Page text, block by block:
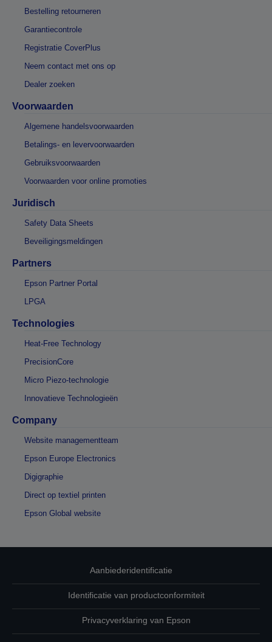
Bestelling retourneren
Garantiecontrole
Registratie CoverPlus
Neem contact met ons op
Dealer zoeken
Voorwaarden
Algemene handelsvoorwaarden
Betalings- en levervoorwaarden
Gebruiksvoorwaarden
Voorwaarden voor online promoties
Juridisch
Safety Data Sheets
Beveiligingsmeldingen
Partners
Epson Partner Portal
LPGA
Technologies
Heat-Free Technology
PrecisionCore
Micro Piezo-technologie
Innovatieve Technologieën
Company
Website managementteam
Epson Europe Electronics
Digigraphie
Direct op textiel printen
Epson Global website
Aanbiederidentificatie
Identificatie van productconformiteit
Privacyverklaring van Epson